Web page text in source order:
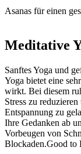
Asanas für einen
Meditative
Sanftes Yoga und
Yoga bietet eine
wirkt. Bei diesem
Stress zu
Entspannung zu
Ihre Gedanken ab
Vorbeugen von
Blockaden.Good to